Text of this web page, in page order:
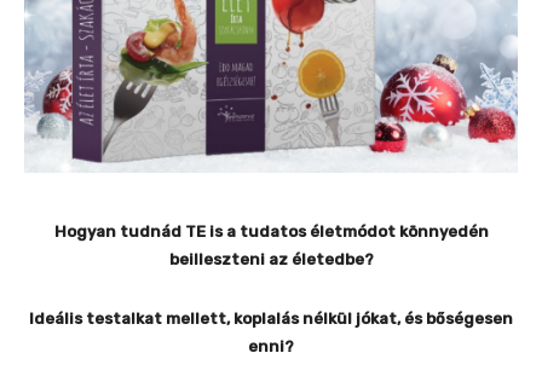
Hogyan tudnád TE is a tudatos életmódot könnyedén
beilleszteni az életedbe?
Ideális testalkat mellett, koplalás nélkül jókat, és bőségesen
enni?